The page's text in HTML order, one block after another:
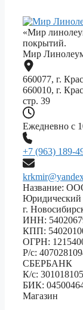
«Мир
покрытий.
Мир
660077, г.
660010, г.
стр. 39
Ежедневно с
+7 (963) 189-
Название:
Юридический
г.
ИНН:
КПП:
ОГРН:
Р/с:
СБЕРБАНК
К/с:
БИК:
Магазин